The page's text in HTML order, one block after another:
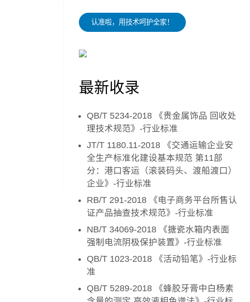
认准啦，用技术呵护全家！
最新收录
QB/T 5234-2018 《贵金属饰品 回收处
理技术规范》-行业标准
JT/T 1180.11-2018 《交通运输企业安
全生产标准化建设基本规范 第11部
分：港口客运（滚装码头、渡船渡口）
企业》-行业标准
RB/T 291-2018 《电子商务平台所售认
证产品抽查技术规范》-行业标准
NB/T 34069-2018 《搪瓷水箱内表面
强制电流阴极保护装置》-行业标准
QB/T 1023-2018 《活动铅笔》-行业标
准
QB/T 5289-2018 《蜂胶牙膏中白杨素